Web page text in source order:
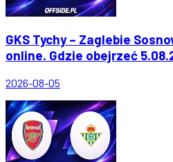
GKS Tychy – Zaglebie
online. Gdzie obejrzeć
2026-08-05